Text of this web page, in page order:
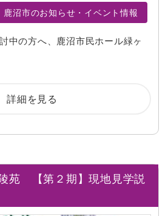
鹿沼市のお知らせ・イベント情報
中の方へ、鹿沼市民ホール緑ヶ
詳細を見る
苑 【第２期】現地見学説